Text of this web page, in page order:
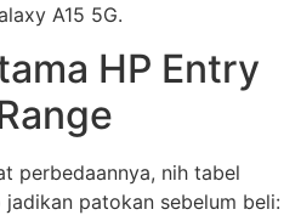
A15 5G.
HP Entry
perbedaannya, nih tabel
patokan sebelum beli: